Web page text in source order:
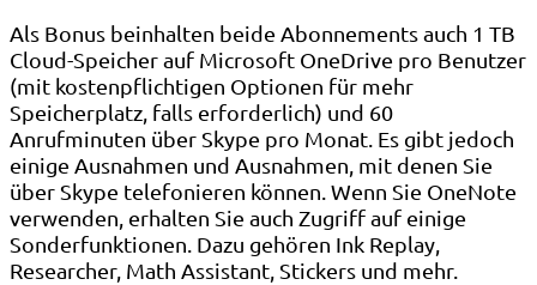
Als Bonus beinhalten beide Abonnements auch 1 TB
Cloud-Speicher auf Microsoft OneDrive pro Benutzer
(mit kostenpflichtigen Optionen für mehr
Speicherplatz, falls erforderlich) und 60
Anrufminuten über Skype pro Monat. Es gibt jedoch
einige Ausnahmen und Ausnahmen, mit denen Sie
über Skype telefonieren können. Wenn Sie OneNote
verwenden, erhalten Sie auch Zugriff auf einige
Sonderfunktionen. Dazu gehören Ink Replay,
Researcher, Math Assistant, Stickers und mehr.